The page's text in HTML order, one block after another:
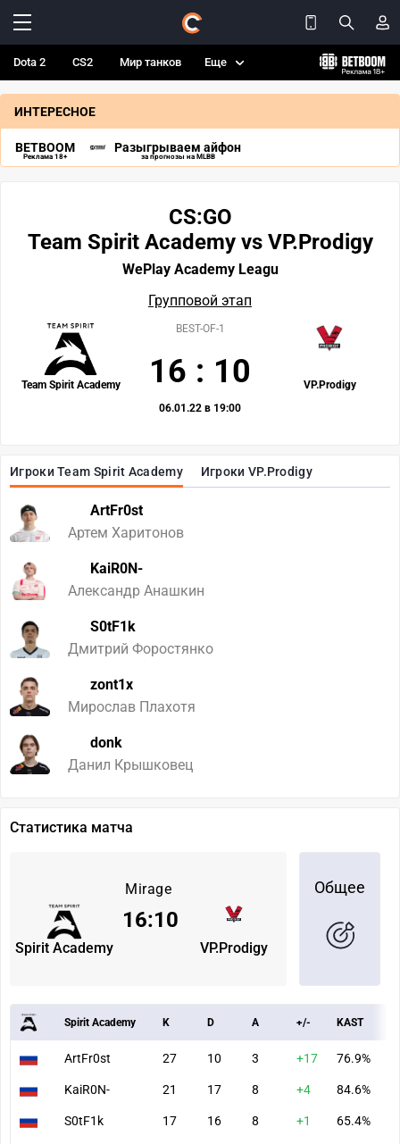
Dota 2 CS2 Мир танков Еще
ИНТЕРЕСНОЕ
BETBOOM
Реклама 18+
Разыгрываем айфон
за прогнозы на MLBB
Игроки Team Spirit Academy Игроки VP.Prodigy
ArtFr0st
Артем Харитонов
KaiR0N-
Александр Анашкин
S0tF1k
Дмитрий Форостянко
zont1x
Мирослав Плахотя
donk
Данил Крышковец
CS:GO
Team Spirit Academy vs VP.Prodigy
WePlay Academy Leagu
Групповой этап
Team Spirit Academy VP.Prodigy
BEST-OF-1
16 : 10
06.01.22 в 19:00
Статистика матча
Mirage
Spirit Academy VP.Prodigy
16:10
Общее
Spirit Academy K D A +/- KAST
ArtFr0st 27 10 3 +17 76.9%
KaiR0N- 21 17 8 +4 84.6%
S0tF1k 17 16 8 +1 65.4%